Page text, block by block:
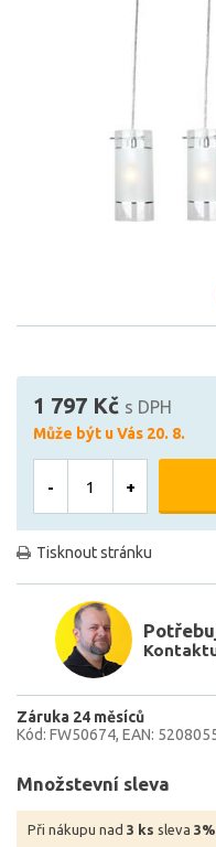
1 797 Kč s DPH
Může být u Vás 20. 8.
- +
Tisknout stránku
Záruka 24 měsíců
Kód: FW50674 EAN:
Množstevní sleva
Při nákupu nad 3 ks sleva 3%